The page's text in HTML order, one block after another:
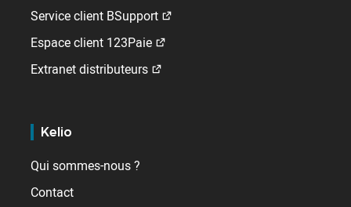
Service client BSupport
Espace client 123Paie
Extranet distributeurs
Kelio
Qui sommes-nous ?
Contact